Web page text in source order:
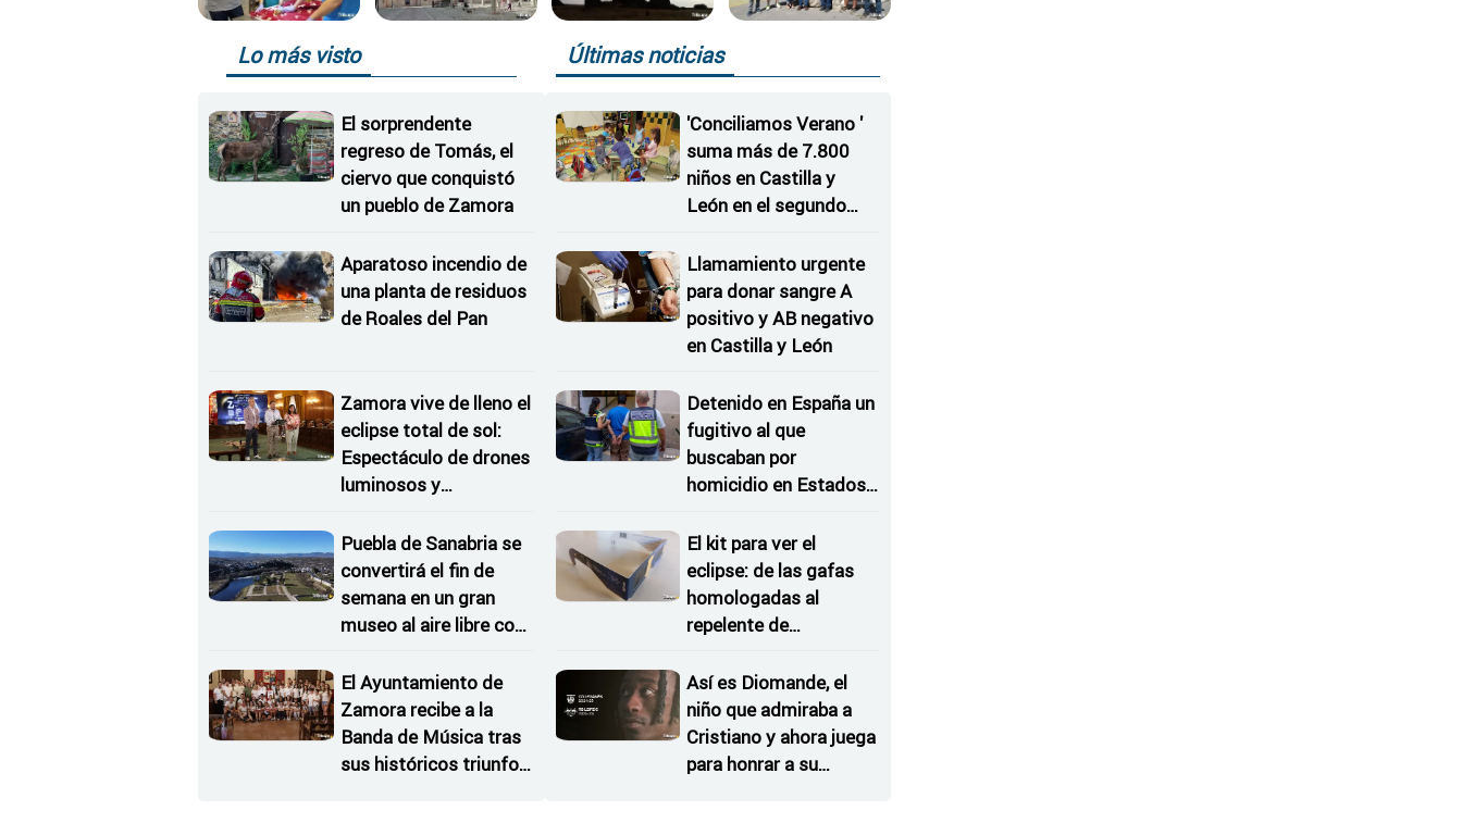
Lo más visto
El sorprendente
regreso de Tomás, el
ciervo que conquistó
un pueblo de Zamora
Aparatoso incendio de
una planta de residuos
de Roales del Pan
Zamora vive de lleno el
eclipse total de sol:
Espectáculo de drones
luminosos y
Estrellas
Puebla de Sanabria se
convertirá el fin de
semana en un gran
museo al aire libre con
El Ayuntamiento de
Zamora recibe a la
Banda de Música tras
sus históricos triunfos
Últimas noticias
'Conciliamos Verano '
suma más de 7.800
niños en Castilla y
León en el segundo
Llamamiento urgente
para donar sangre A
positivo y AB negativo
en Castilla y León
Detenido en España un
fugitivo al que
buscaban por
homicidio en Estados
El kit para ver el
eclipse: de las gafas
homologadas al
repelente de
Así es Diomande, el
niño que admiraba a
Cristiano y ahora juega
para honrar a su